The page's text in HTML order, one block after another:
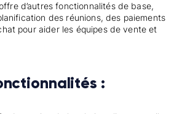
d’autres fonctionnalités de base,
des réunions, des paiements
pour aider les équipes de vente et
: